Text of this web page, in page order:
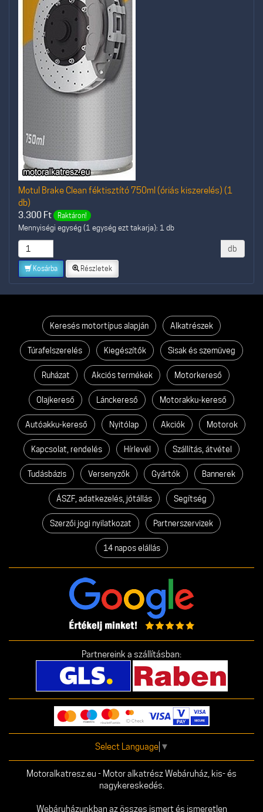
Motul Brake Clean féktisztító 750ml (óriás kiszerelés) (1
db)
3.300 Ft Raktáron!
Mennyiségi egység (1 egység ezt takarja): 1 db
db
Kosárba Részletek
Keresés motortípus alapján Alkatrészek
Túrafelszerelés Kiegészítők Sisak és szemüveg
Ruházat Akciós termékek Motorkereső
Olajkereső Lánckereső Motorakku-kereső
Autóakku-kereső Nyitólap Akciók Motorok
Kapcsolat, rendelés Hírlevél Szállítás, átvétel
Tudásbázis Versenyzők Gyártók Bannerek
ÁSZF, adatkezelés, jótállás Segítség
Szerzői jogi nyilatkozat Partnerszervizek
14 napos elállás
Partnereink a szállításban:
Select Language ▼
Motoralkatresz.eu - Motor alkatrész Webáruház, kis- és
nagykereskedés.
Webáruházunkban az összes ismert és ismeretlen